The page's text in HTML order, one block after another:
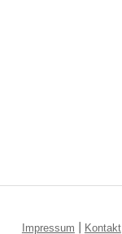
Impressum | Kontakt